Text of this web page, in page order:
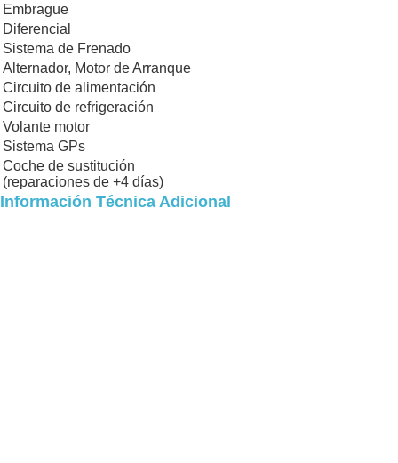
Embrague
Diferencial
Sistema de Frenado
Alternador, Motor de Arranque
Circuito de alimentación
Circuito de refrigeración
Volante motor
Sistema GPs
Coche de sustitución
(reparaciones de +4 días)
Información Técnica Adicional